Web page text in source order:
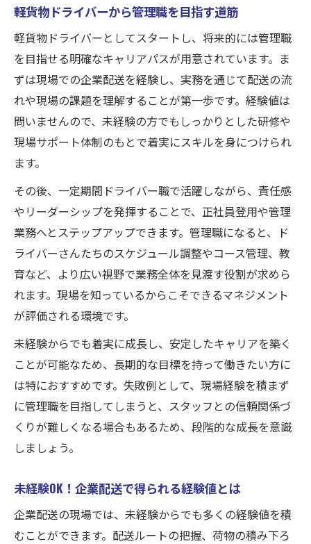
軽貨物ドライバーから管理職を目指す道筋
軽貨物ドライバーとしてスタートし、将来的には管理職
を目指せる明確なキャリアパスが用意されています。ま
ずは現場での企業配送を経験し、実務を通じて配送の流
れや現場の課題を理解することが第一歩です。経験値は
問いませんので、未経験の方でもしっかりとした研修や
現場サポート体制のもとで着実にスキルを身につけられ
ます。
その後、一定期間ドライバー職で活躍しながら、責任感
やリーダーシップを発揮することで、正社員登用や管理
業務へとステップアップできます。管理職になると、ド
ライバーさんたちのスケジュール調整やコース管理、教
育など、より広い視野で業務全体を見渡す役割が求めら
れます。現場を知っているからこそできるマネジメント
が評価される環境です。
未経験からでも着実に成長し、安定したキャリアを築く
ことが可能なため、長期的な目標を持って働きたい方に
は特におすすめです。失敗例として、現場経験を積まず
に管理職を目指してしまうと、スタッフとの信頼関係づ
くりが難しくなる場合もあるため、段階的な成長を意識
しましょう。
未経験OK！企業配送で得られる経験値とは
企業配送の現場では、未経験からでも多くの経験値を積
むことができます。配送ルートの把握、荷物の積み下ろ